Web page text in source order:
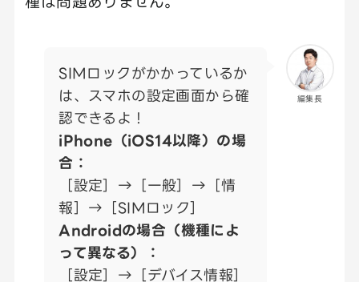
編集長
SIMロックがかかっているか
は、スマホの設定画面から確
認できるよ！
iPhone（iOS14以降）の場
合：
［設定］→［一般］→［情
報］→［SIMロック］
Androidの場合（機種によ
って異なる）：
［設定］→［デバイス情報］